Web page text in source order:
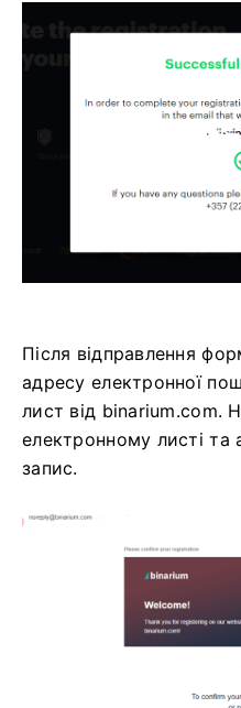
Після відправлення
адресу електронної
лист від binarium.com.
електронному листі та
запис.